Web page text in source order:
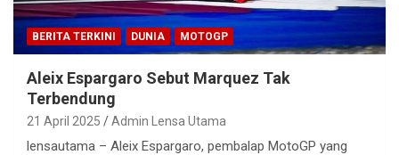
BERITA TERKINI DUNIA MOTOGP
Aleix Espargaro Sebut Marquez Tak
Terbendung
21 April 2025 Admin Lensa Utama
lensautama – Aleix Espargaro, pembalap MotoGP yang